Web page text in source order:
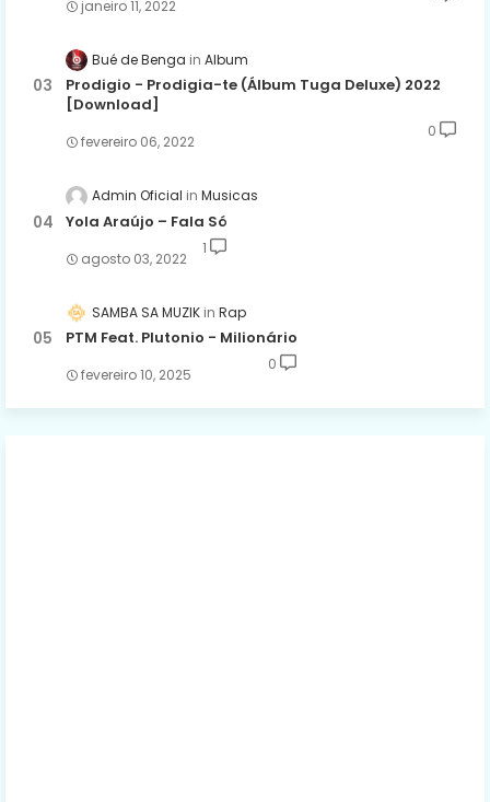
janeiro 11, 2022
Bué de Benga Album
Prodigio - Prodigia-te (Álbum Tuga Deluxe) 2022
[Download]
fevereiro 06, 2022
0
Admin Oficial Musicas
Yola Araújo – Fala Só
agosto 03, 2022
1
SAMBA SA MUZIK Rap
PTM Feat. Plutonio - Milionário
fevereiro 10, 2025
0